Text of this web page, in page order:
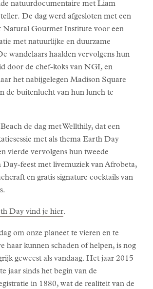
natuurdocumentaire met Liam
De dag werd afgesloten met een
Natural Gourmet Institute voor een
met natuurlijke en duurzame
wandelaars haalden vervolgens hun
door de chef-koks van NGI, en
het nabijgelegen Madison Square
de buitenlucht van hun lunch te
de dag met Wellthily, dat een
met als thema Earth Day
vierde vervolgens hun tweede
Day-feest met livemuziek van Afrobeta,
en gratis signature cocktails van
Day vind je hier.
om onze planeet te vieren en te
haar kunnen schaden of helpen, is nog
geweest als vandaag. Het jaar 2015
jaar sinds het begin van de
in 1880, wat de realiteit van de